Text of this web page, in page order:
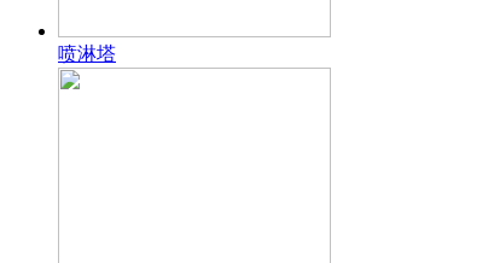
喷淋塔